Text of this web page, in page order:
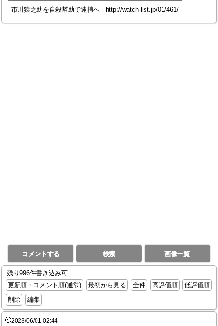
コメントする 検索 画像一覧
残り996件書き込み可
更新順・コメント順(通常)
最初から見る 全件 高評価順
低評価順
削除
編集
2023/06/01 02:44